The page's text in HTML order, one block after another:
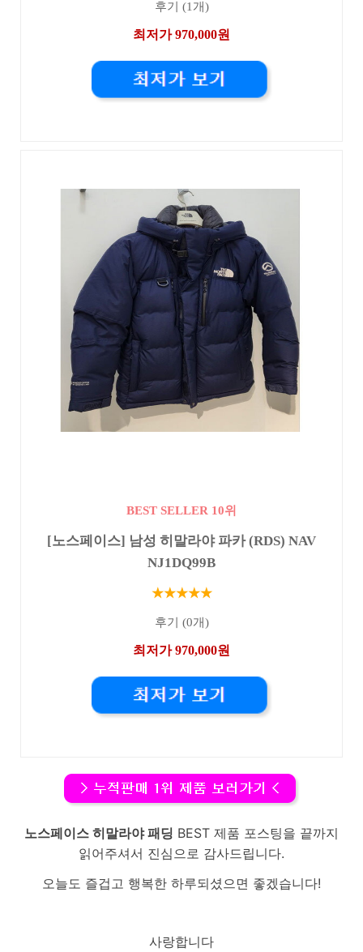
후기 (1개)
최저가 970,000원
BEST SELLER 10위
[노스페이스] 남성 히말라야 파카 (RDS) NAV
NJ1DQ99B
★★★★★
후기 (0개)
최저가 970,000원
노스페이스 히말라야 패딩 BEST 제품 포스팅을 끝까지
읽어주셔서 진심으로 감사드립니다.
오늘도 즐겁고 행복한 하루되셨으면 좋겠습니다!
사랑합니다